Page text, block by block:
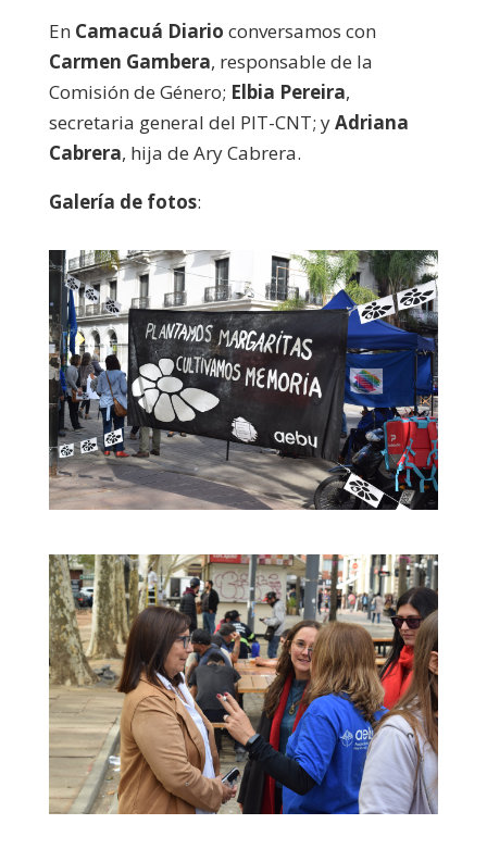
En Camacuá Diario conversamos con
Carmen Gambera, responsable de la
Comisión de Género; Elbia Pereira,
secretaria general del PIT-CNT; yAdriana
Cabrera, hija de Ary Cabrera.
Galería de fotos: